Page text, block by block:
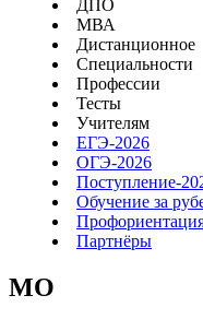
ДПО
МВА
Дистанционное
Специальности
Профессии
Тесты
Учителям
ЕГЭ-2026
ОГЭ-2026
Поступление-
Обучение за
Партнёры
MO